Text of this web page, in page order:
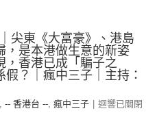
尖東《大富豪》、港島
，是本港做生意的新姿
，香港已成「騙子之
？｜瘋中三子｜主持：
, -- 香港台 --, 瘋中三子 迴響已關閉